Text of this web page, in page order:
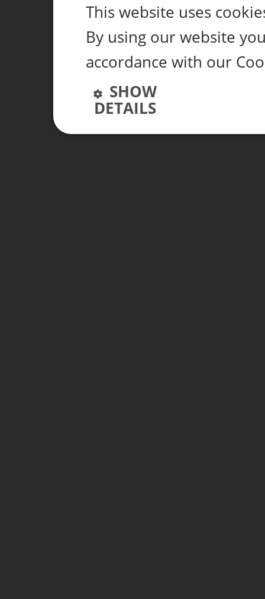
This website uses
By using our website
accordance with our
SHOW
DETAILS